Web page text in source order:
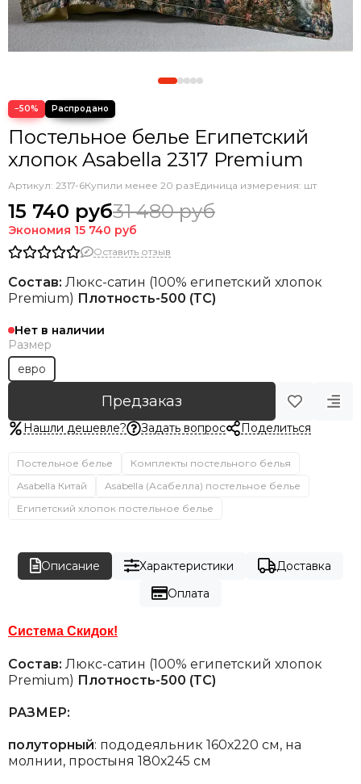
−50%
Постельное белье Египетский
хлопок Asabella 2317 Premium
Артикул: 2317-6Купили менее 20 разЕдиница измерения: шт
15 740 руб31 480 руб
Экономия 15 740 руб
Оставить отзыв
Состав: Люкс-сатин (100% египетский хлопок
Premium) Плотность-500 (ТС)
Нет в наличии
Размер
евро
Предзаказ
Нашли дешевле? Задать вопрос Поделиться
Постельное белье
Комплекты постельного белья
Asabella Китай
Asabella (Асабелла) постельное белье
Египетский хлопок постельное белье
Описание Характеристики
Доставка
Оплата
Система Скидок!
Состав: Люкс-сатин (100% египетский хлопок
Premium) Плотность-500 (ТС)
РАЗМЕР:
полуторный: пододеяльник 160х220 см, на
молнии, простыня 180х245 см